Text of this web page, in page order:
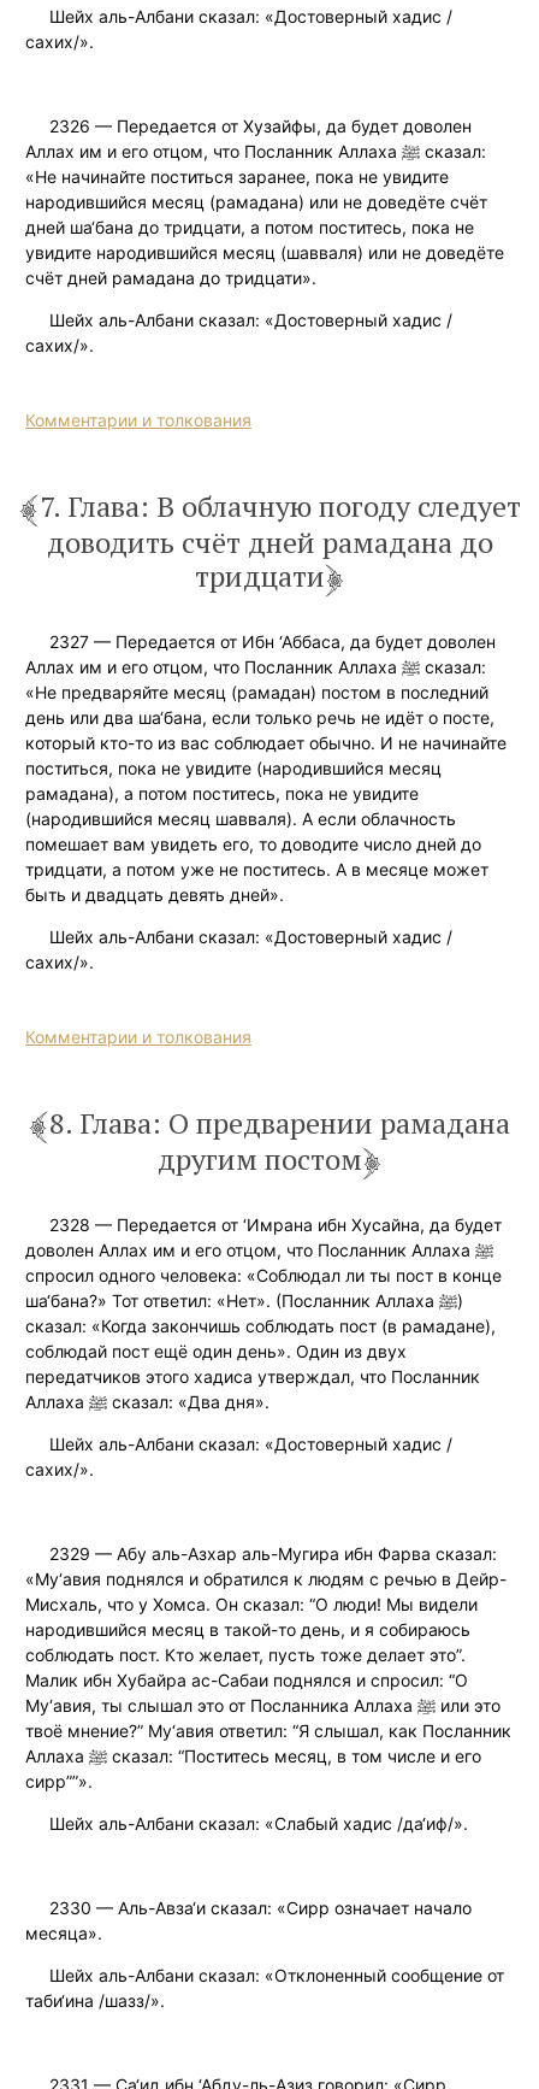
Шейх аль-Албани сказал: «Достоверный хадис /
сахих/».
2326 — Передается от Хузайфы, да будет доволен
Аллах им и его отцом, что Посланник Аллаха ﷺ сказал:
«Не начинайте поститься заранее, пока не увидите
народившийся месяц (рамадана) или не доведёте счёт
дней ша‘бана до тридцати, а потом поститесь, пока не
увидите народившийся месяц (шавваля) или не доведёте
счёт дней рамадана до тридцати».
Шейх аль-Албани сказал: «Достоверный хадис /
сахих/».
Комментарии и толкования
7. Глава: В облачную погоду следует
доводить счёт дней рамадана до
тридцати
2327 — Передается от Ибн ‘Аббаса, да будет доволен
Аллах им и его отцом, что Посланник Аллаха ﷺ сказал:
«Не предваряйте месяц (рамадан) постом в последний
день или два ша‘бана, если только речь не идёт о посте,
который кто-то из вас соблюдает обычно. И не начинайте
поститься, пока не увидите (народившийся месяц
рамадана), а потом поститесь, пока не увидите
(народившийся месяц шавваля). А если облачность
помешает вам увидеть его, то доводите число дней до
тридцати, а потом уже не поститесь. А в месяце может
быть и двадцать девять дней».
Шейх аль-Албани сказал: «Достоверный хадис /
сахих/».
Комментарии и толкования
8. Глава: О предварении рамадана
другим постом
2328 — Передается от ‘Имрана ибн Хусайна, да будет
доволен Аллах им и его отцом, что Посланник Аллаха ﷺ
спросил одного человека: «Соблюдал ли ты пост в конце
ша‘бана?» Тот ответил: «Нет». (Посланник Аллаха ﷺ)
сказал: «Когда закончишь соблюдать пост (в рамадане),
соблюдай пост ещё один день». Один из двух
передатчиков этого хадиса утверждал, что Посланник
Аллаха ﷺ сказал: «Два дня».
Шейх аль-Албани сказал: «Достоверный хадис /
сахих/».
2329 — Абу аль-Азхар аль-Мугира ибн Фарва сказал:
«Му‘авия поднялся и обратился к людям с речью в Дейр-
Мисхаль, что у Хомса. Он сказал: “О люди! Мы видели
народившийся месяц в такой-то день, и я собираюсь
соблюдать пост. Кто желает, пусть тоже делает это”.
Малик ибн Хубайра ас-Сабаи поднялся и спросил: “О
Му‘авия, ты слышал это от Посланника Аллаха ﷺ или это
твоё мнение?” Му‘авия ответил: “Я слышал, как Посланник
Аллаха ﷺ сказал: “Поститесь месяц, в том числе и его
сирр””».
Шейх аль-Албани сказал: «Слабый хадис /да‘иф/».
2330 — Аль-Авза‘и сказал: «Сирр означает начало
месяца».
Шейх аль-Албани сказал: «Отклоненный сообщение от
таби‘ина /шазз/».